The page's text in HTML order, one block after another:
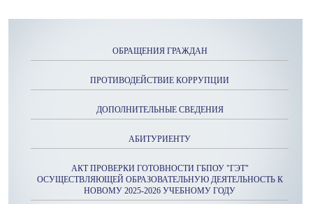
ОБРАЩЕНИЯ ГРАЖДАН
ПРОТИВОДЕЙСТВИЕ КОРРУПЦИИ
ДОПОЛНИТЕЛЬНЫЕ СВЕДЕНИЯ
АБИТУРИЕНТУ
АКТ ПРОВЕРКИ ГОТОВНОСТИ ГБПОУ "ГЭТ"
ОСУЩЕСТВЛЯЮЩЕЙ ОБРАЗОВАТЕЛЬНУЮ ДЕЯТЕЛЬНОСТЬ К
НОВОМУ 2025-2026 УЧЕБНОМУ ГОДУ